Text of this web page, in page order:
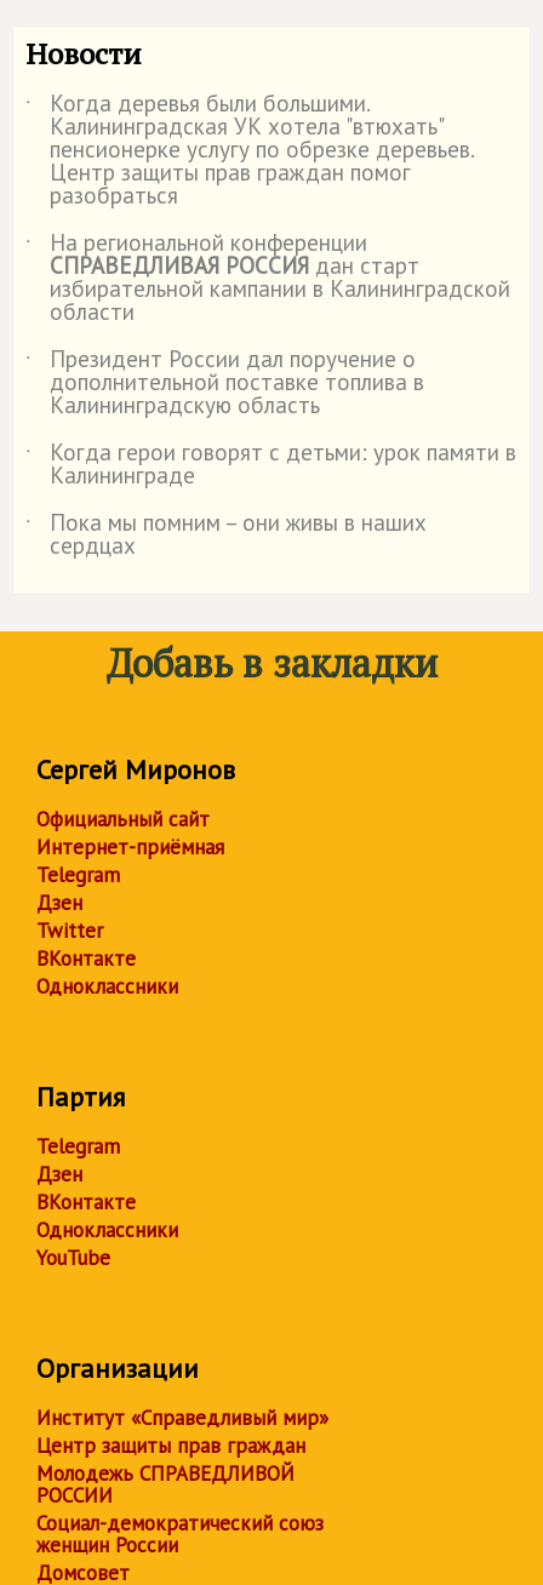
Новости
˙ Когда деревья были большими.
Калининградская УК хотела "втюхать"
пенсионерке услугу по обрезке деревьев.
Центр защиты прав граждан помог
разобраться
˙
На региональной конференции
СПРАВЕДЛИВАЯ РОССИЯ дан старт
избирательной кампании в Калининградской
области
˙
Президент России дал поручение о
дополнительной поставке топлива в
Калининградскую область
˙
Когда герои говорят с детьми: урок памяти в
Калининграде
˙
Пока мы помним – они живы в наших
сердцах
Добавь в закладки
Сергей Миронов
Официальный сайт
Интернет-приёмная
Telegram
Дзен
Twitter
ВКонтакте
Одноклассники
Партия
Telegram
Дзен
ВКонтакте
Одноклассники
YouTube
Организации
Институт «Справедливый мир»
Центр защиты прав граждан
Молодежь СПРАВЕДЛИВОЙ
РОССИИ
Социал-демократический союз
женщин России
Домсовет